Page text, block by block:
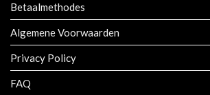
Betaalmethodes
Algemene Voorwaarden
Privacy Policy
FAQ